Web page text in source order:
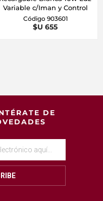
Variable c/Iman y Control
Código 903601
$U 655
DE